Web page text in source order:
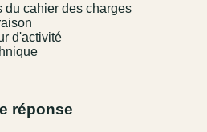
du cahier des charges
d'activité
réponse